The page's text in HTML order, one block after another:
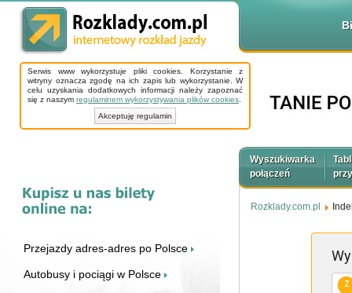
Serwis www wykorzystuje pliki cookies. Korzystanie z
witryny oznacza zgodę na ich zapis lub wykorzystanie. W
celu uzyskania dodatkowych informacji należy zapoznać
się z naszym regulaminem wykorzystywania plików cookies
Akceptuję regulamin
Przejazdy adres-adres po Polsce
Autobusy i pociągi w Polsce
Wyszukiwarka
połączeń
Rozklady.com.pl
Z